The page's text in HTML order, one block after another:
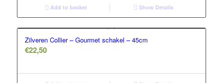
Add to basket Show Details
Zilveren Collier – Gourmet schakel – 45cm
€22,50